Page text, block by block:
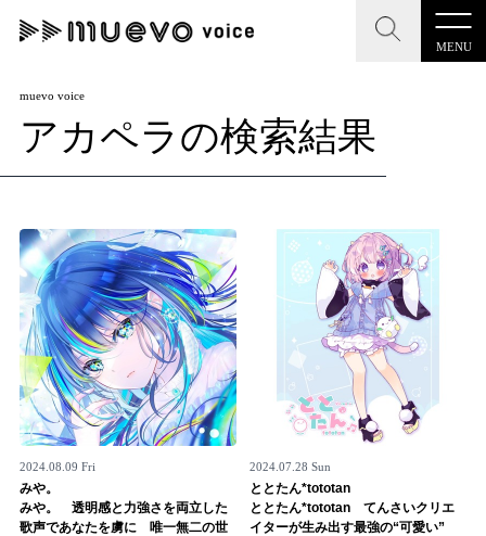
MENU
CLOSE
記事を検索する
人気ワード
#男性SSW #ポップス #女性SSW #ロック
#男性シンガー #HR/HM
#ヒップホップ #男性シンガーグループ #R&B/ソウル
CLOSE
muevo media
"読者の声を形にする”音楽特化メディア
MENU
記事一覧
プレスリリース一覧
会社概要
お問い合わせ
記事リクエスト
muevo voice
アカペラの検索結果
2024.08.09 Fri
みや。
みや。 透明感と力強さを両立した
歌声であなたを虜に 唯一無二の世
2024.07.28 Sun
ととたん*tototan
ととたん*tototan てんさいクリエ
イターが生み出す最強の“可愛い”